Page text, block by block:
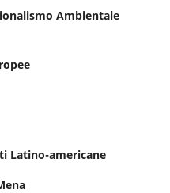
Ambientale
Latino-americane